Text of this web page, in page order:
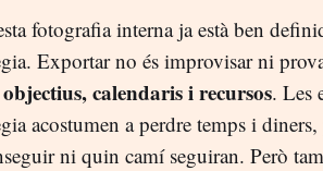
fotografia interna ja està ben
Exportar no és improvisar ni
calendaris i recursos. Les
acostumen a perdre temps i
ni quin camí seguiran. Però